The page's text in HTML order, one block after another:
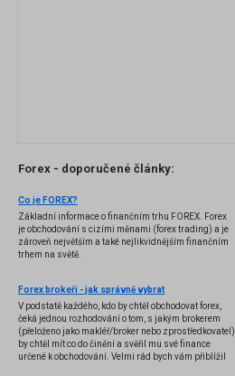
Forex - doporučené články:
Co je FOREX?
Základní informace o finančním trhu FOREX. Forex
je obchodování s cizími měnami (forex trading) a je
zároveň největším a také nejlikvidnějším finančním
trhem na světě.
Forex brokeři - jak správně vybrat
V podstatě každého, kdo by chtěl obchodovat forex,
čeká jednou rozhodování o tom, s jakým brokerem
(přeloženo jako makléř/broker nebo zprostředkovatel)
by chtěl mít co do činění a svěřil mu své finance
určené k obchodování. Velmi rád bych vám přiblížil